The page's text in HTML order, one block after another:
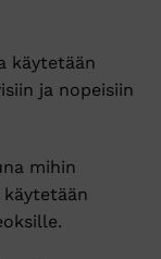
käytetään
ja nopeisiin
mihin